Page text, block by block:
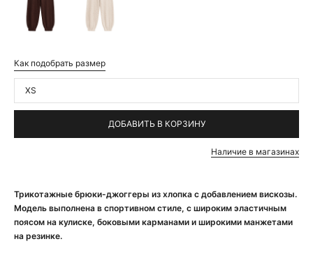
Трикотажные брюки-джоггеры из хлопка с добавлением вискозы.
Модель выполнена в спортивном стиле, с широким эластичным
поясом на кулиске, боковыми карманами и широкими манжетами
на резинке.
Как подобрать размер
XS
ДОБАВИТЬ В КОРЗИНУ
Наличие в магазинах